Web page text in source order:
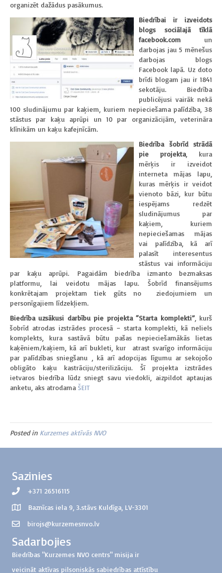
organizēt dažādus pasākumus.
Biedrībai ir izveidots
blogs sociālajā tīklā
facebook.com un
darbojas jau 5 mēnešus
darbojas blogs
Facebook lapā. Uz doto
brīdi blogam jau ir 1841
sekotāju. Biedrība
publicējusi vairāk nekā
100 sludinājumu par kaķiem, kuriem nepieciešama palīdzība, 38
stāstus par kaķu aprūpi un 10 par organizācijām, veterināra
klīnikām un kaķu kafejnīcām.
Biedrība šobrīd strādā
pie projekta, kura
mērķis ir izveidot
interneta mājas lapu,
kuras mērķis ir veidot
vienoto bāzi, kur būtu
iespējams redzēt
sludinājumus par
kaķiem, kuriem
nepieciešamas mājas
vai palīdzība, kā arī
palasīt interesentus
stāstus vai informāciju
par kaķu aprūpi. Pagaidām biedrība izmanto bezmaksas
platformu, lai veidotu mājas lapu. Šobrīd finansējums
konkrētajam projektam tiek gūts no ziedojumiem un
personīgajiem līdzekļiem.
Biedrība uzsākusi darbību pie projekta “Starta komplekti”, kurš
šobrīd atrodas izstrādes procesā – starta komplekti, kā neliels
komplekts, kura sastāvā būtu pašas nepieciešamākās lietas
kaķēniem/kaķiem, kā arī bukleti, kur atrast svarīgo informāciju
par palīdzības sniegšanu , kā arī adopcijas līgumu ar sekojošo
obligāto kaķu kastrāciju/sterilizāciju. Šī projekta izstrādes
ietvaros biedrība lūdz sniegt savu viedokli, aizpildot aptaujas
anketu, aks atrodama ŠEIT
Posted in Kurzemes aktīvās NVO
Sazinies
+371 26516115
Baznīcas iela 9, 3.stāvs Kuldīga, LV-3301
birojs@kurzemesnvo.lv
Sadarbojies
Biedrības "Kurzemes NVO centrs" misija ir
veicināt aktīvas pilsoniskās sabiedrības attīstību